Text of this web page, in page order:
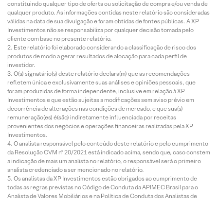
constituindo qualquer tipo de oferta ou solicitação de compra e/ou venda de
qualquer produto. As informações contidas neste relatório são consideradas
válidas na data de sua divulgação e foram obtidas de fontes públicas. A XP
Investimentos não se responsabiliza por qualquer decisão tomada pelo
cliente com base no presente relatório.
Este relatório foi elaborado considerando a classificação de risco dos
produtos de modo a gerar resultados de alocação para cada perfil de
investidor.
O(s) signatário(s) deste relatório declara(m) que as recomendações
refletem única e exclusivamente suas análises e opiniões pessoais, que
foram produzidas de forma independente, inclusive em relação à XP
Investimentos e que estão sujeitas a modificações sem aviso prévio em
decorrência de alterações nas condições de mercado, e que sua(s)
remuneração(es) é(são) indiretamente influenciada por receitas
provenientes dos negócios e operações financeiras realizadas pela XP
Investimentos.
O analista responsável pelo conteúdo deste relatório e pelo cumprimento
da Resolução CVM nº 20/2021 está indicado acima, sendo que, caso constem
a indicação de mais um analista no relatório, o responsável será o primeiro
analista credenciado a ser mencionado no relatório.
Os analistas da XP Investimentos estão obrigados ao cumprimento de
todas as regras previstas no Código de Conduta da APIMEC Brasil para o
Analista de Valores Mobiliários e na Política de Conduta dos Analistas de